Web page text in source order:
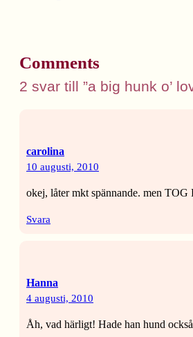
Comments
2 svar till ”a big hunk o’
carolina
10 augusti, 2010
okej, låter mkt spännande. men
Svara
Hanna
4 augusti, 2010
Åh, vad härligt! Hade han hund